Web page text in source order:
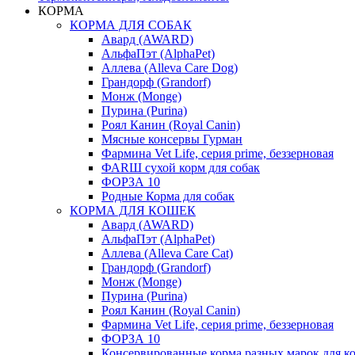
КОРМА
КОРМА ДЛЯ СОБАК
Авард (AWARD)
АльфаПэт (AlphaPet)
Аллева (Alleva Care Dog)
Грандорф (Grandorf)
Монж (Monge)
Пурина (Purina)
Роял Канин (Royal Canin)
Мясные консервы Гурман
Фармина Vet Life, серия prime, беззерновая
ФАRШ сухой корм для собак
ФОРЗА 10
Родные Корма для собак
КОРМА ДЛЯ КОШЕК
Авард (AWARD)
АльфаПэт (AlphaPet)
Аллева (Alleva Care Cat)
Грандорф (Grandorf)
Монж (Monge)
Пурина (Purina)
Роял Канин (Royal Canin)
Фармина Vet Life, серия prime, беззерновая
ФОРЗА 10